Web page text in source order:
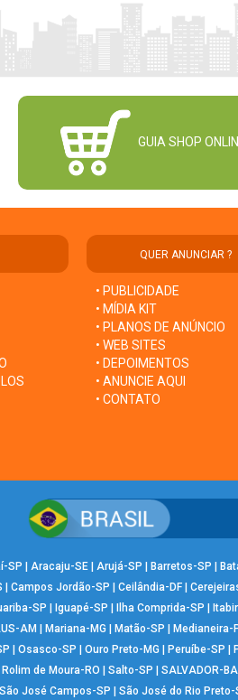
GUIA SHOP
QUER ANUNCIAR ?
• PUBLICIDADE
• MÍDIA KIT
• PLANOS DE ANÚNCIO
• WEB SITES
• DEPOIMENTOS
• ANUNCIE AQUI
• CONTATO
SP | Aracaju-SE | Arujá-SP | Barretos-SP |
| Campos Jordão-SP | Ceilândia-DF |
SP | Iguapé-SP | Ilha Comprida-SP |
AM | Mariana-MG | Matão-SP | Medianeira-
| Osasco-SP | Ouro Preto-MG | Peruíbe-SP |
Rolim de Moura-RO | Salto-SP | SALVADOR-BA
São José Campos-SP | São José do Rio Preto-